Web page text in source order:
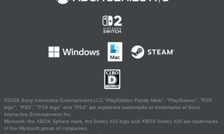
©2026 Sony Interactive Entertainment LLC."PlayStation Family Mark", "PlayStation", "PS5
logo", "PS5", "PS4 logo" and "PS4" are registered trademarks or trademarks of Sony
Interactive Entertainment Inc.
Microsoft, the XBOX Sphere mark, the Series X|S logo and XBOX Series X|S are trademarks
of the Microsoft group of companies.